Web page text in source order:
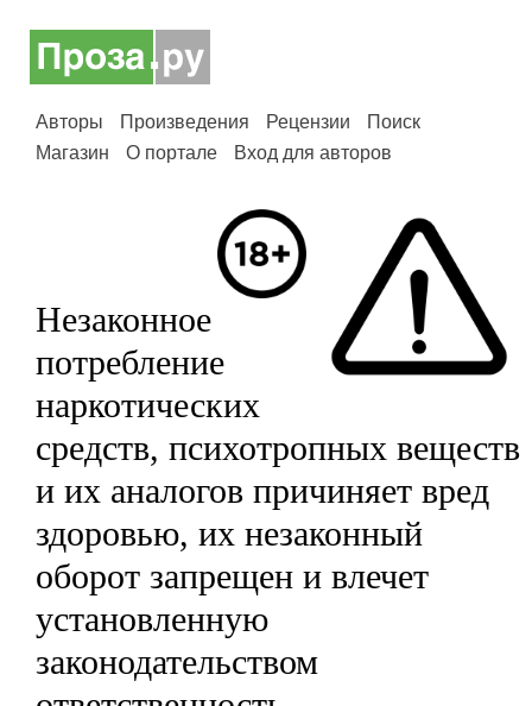
Авторы Произведения Рецензии
Поиск
Магазин
О портале Вход для авторов
Незаконное
потребление
наркотических
средств, психотропных веществ
и их аналогов причиняет вред
здоровью, их незаконный
оборот запрещен и влечет
установленную
законодательством